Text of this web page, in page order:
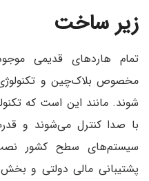
زیر ساخت
تمام هاردهای قدیمی
شوند. مانند این است که
با صدا کنترل می‌شوند و
سیستم‌های سطح کشور نصب
پشتیبانی مالی دولتی و